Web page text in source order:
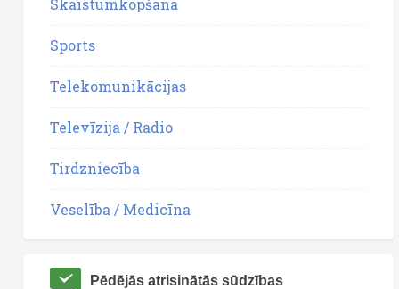
Skaistumkopšana
Sports
Telekomunikācijas
Televīzija / Radio
Tirdzniecība
Veselība / Medicīna
Pēdējās atrisinātās sūdzības